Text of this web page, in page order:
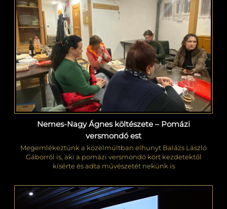
Nemes-Nagy Ágnes költészete – Pomázi
versmondó est
Megemlékeztünk a közelmúltban elhunyt Balázs László
Gáborról is, aki a pomázi versmondó kört kezdetektől
kísérte és adta művészetét nekünk is